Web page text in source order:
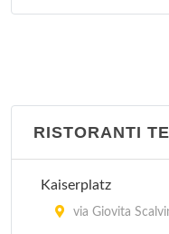
RISTORANTI
Kaiserplatz
via Giovita